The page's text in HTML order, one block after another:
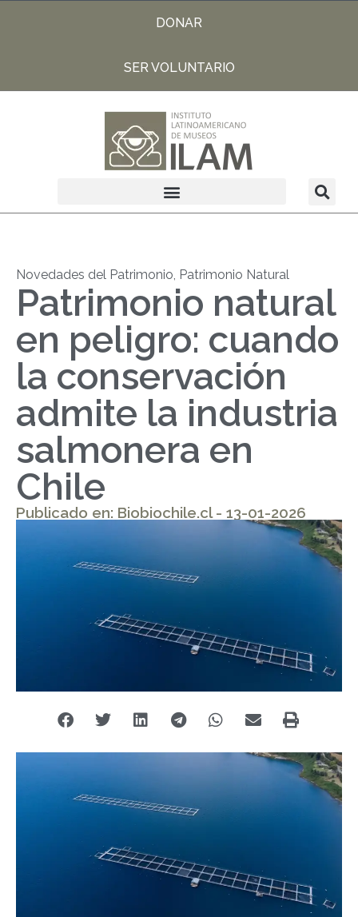
DONAR
SER VOLUNTARIO
Novedades del Patrimonio, Patrimonio Natural
Patrimonio natural
en peligro: cuando
la conservación
admite la industria
salmonera en
Chile
Publicado en: Biobiochile.cl - 13-01-2026